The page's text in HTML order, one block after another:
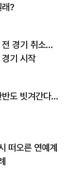
?
전 경기 취소…
기 시작
반도 빗겨간다…
떠오른 연예계